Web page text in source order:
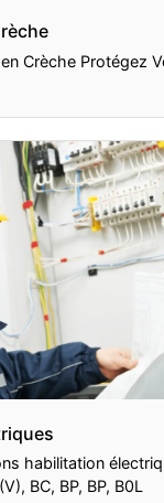
Crèche Protégez
habilitation
BC, BP, BP, B0L